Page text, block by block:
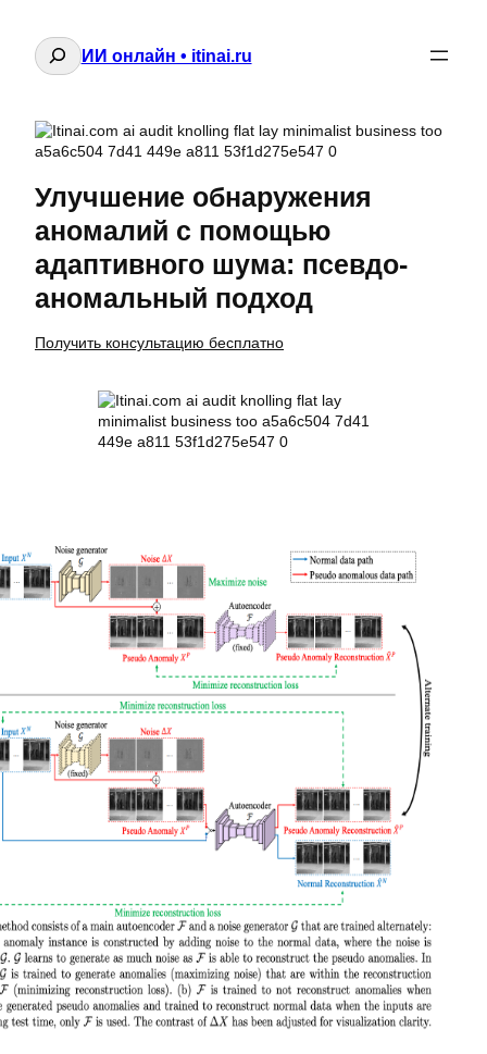
Поиск
ИИ онлайн • itinai.ru
Улучшение обнаружения
аномалий с помощью
адаптивного шума: псевдо-
аномальный подход
Получить консультацию бесплатно